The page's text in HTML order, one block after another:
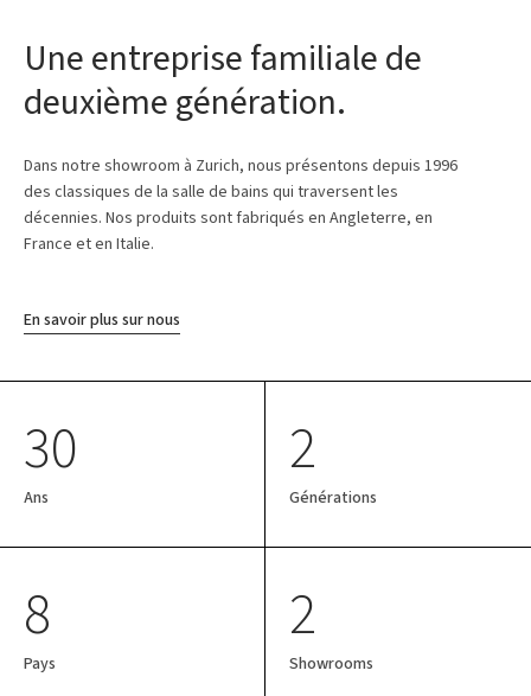
Une entreprise familiale de
deuxième génération.
Dans notre showroom à Zurich, nous présentons depuis 1996
des classiques de la salle de bains qui traversent les
décennies. Nos produits sont fabriqués en Angleterre, en
France et en Italie.
En savoir plus sur nous
30
Ans
2
Générations
8
Pays
2
Showrooms